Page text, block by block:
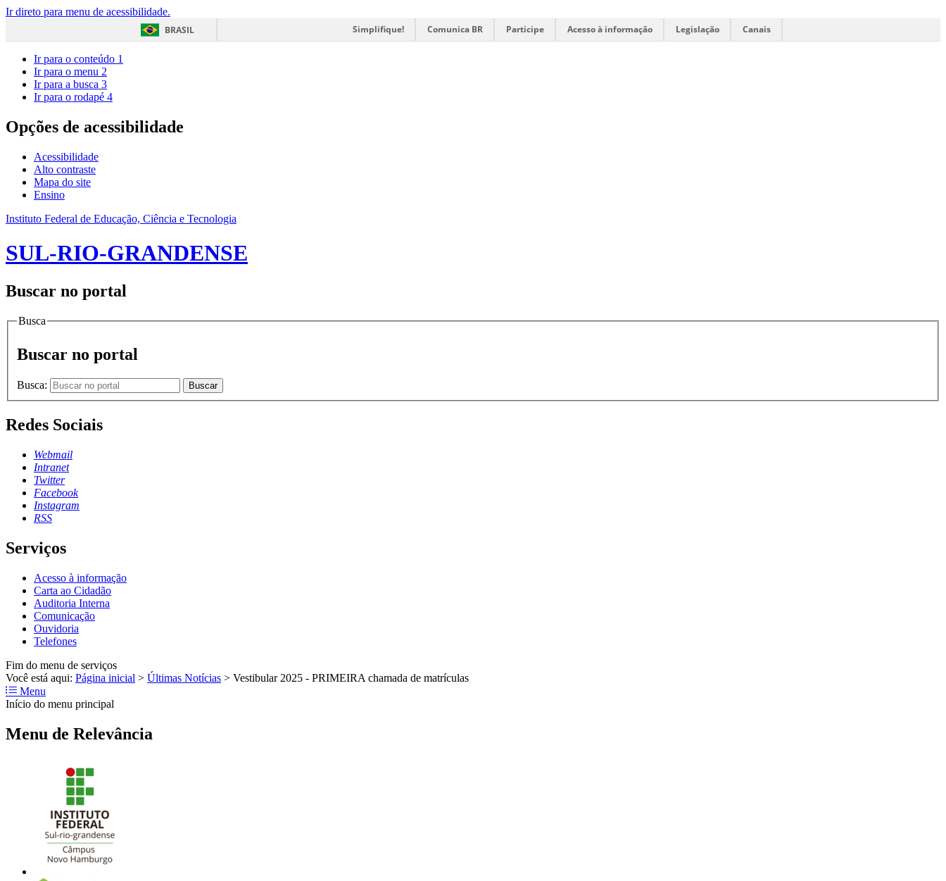
Ir direto para menu de acessibilidade.
BRASIL
Simplifique! Comunica BR Participe Acesso à informação Legislação Canais
Ir para o conteúdo 1
Ir para o menu 2
Ir para a busca 3
Ir para o rodapé 4
Opções de acessibilidade
Acessibilidade
Alto contraste
Mapa do site
Ensino
Instituto Federal de Educação, Ciência e Tecnologia
SUL-RIO-GRANDENSE
Buscar no portal
Busca
Buscar no portal
Busca: Buscar
Redes Sociais
Webmail
Intranet
Twitter
Facebook
Instagram
RSS
Serviços
Acesso à informação
Carta ao Cidadão
Auditoria Interna
Comunicação
Ouvidoria
Telefones
Fim do menu de serviços
Você está aqui: Página inicial > Últimas Notícias > Vestibular 2025 - PRIMEIRA chamada de matrículas
Menu
Início do menu principal
Menu de Relevância